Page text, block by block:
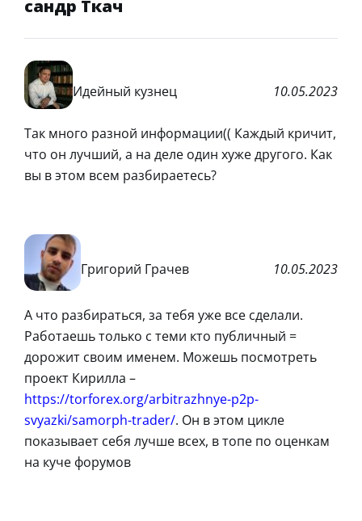
сандр Ткач
Идейный кузнец 10.05.2023
Так много разной информации(( Каждый кричит,
что он лучший, а на деле один хуже другого. Как
вы в этом всем разбираетесь?
Григорий Грачев 10.05.2023
А что разбираться, за тебя уже все сделали.
Работаешь только с теми кто публичный =
дорожит своим именем. Можешь посмотреть
проект Кирилла –
https://torforex.org/arbitrazhnye-p2p-
svyazki/samorph-trader/. Он в этом цикле
показывает себя лучше всех, в топе по оценкам
на куче форумов